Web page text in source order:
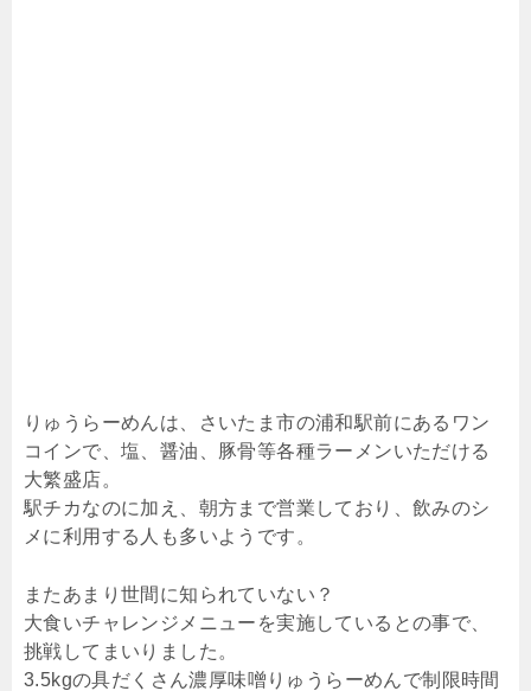
りゅうらーめんは、さいたま市の浦和駅前にあるワン
コインで、塩、醤油、豚骨等各種ラーメンいただける
大繁盛店。
駅チカなのに加え、朝方まで営業しており、飲みのシ
メに利用する人も多いようです。
またあまり世間に知られていない？
大食いチャレンジメニューを実施しているとの事で、
挑戦してまいりました。
3.5kgの具だくさん濃厚味噌りゅうらーめんで制限時間